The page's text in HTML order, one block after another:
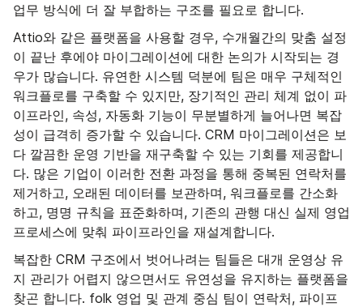
업무 방식에 더 잘 부합하는 구조를 필요로 합니다.
Attio와 같은 플랫폼을 사용할 경우, 수개월간의 맞춤 설정
이 끝난 후에야 마이그레이션에 대한 논의가 시작되는 경
우가 많습니다. 유연한 시스템 덕분에 팀은 매우 구체적인
워크플로를 구축할 수 있지만, 장기적인 관리 체계 없이 파
이프라인, 속성, 자동화 기능이 무분별하게 늘어나면 복잡
성이 급격히 증가할 수 있습니다. CRM 마이그레이션은 보
다 깔끔한 운영 기반을 재구축할 수 있는 기회를 제공합니
다. 많은 기업이 이러한 전환 과정을 통해 중복된 연락처를
제거하고, 오래된 데이터를 보관하며, 워크플로를 간소화
하고, 명명 규칙을 표준화하며, 기존의 관행 대신 실제 영업
프로세스에 맞춰 파이프라인을 재설계합니다.
복잡한 CRM 구조에서 벗어나려는 팀들은 대개 운영상 유
지 관리가 어렵지 않으면서도 유연성을 유지하는 플랫폼을
찾곤 합니다. folk 영업 및 관계 중심 팀이 연락처, 파이프